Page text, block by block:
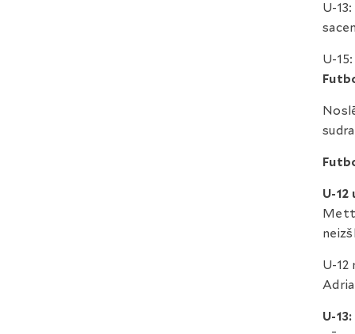
U-
U-
U-12
U-12
U-13: